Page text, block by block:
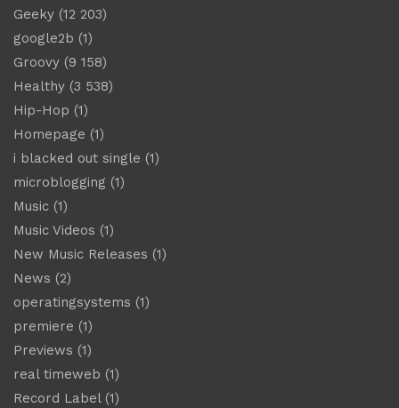
Geeky (12 203)
google2b (1)
Groovy (9 158)
Healthy (3 538)
Hip-Hop (1)
Homepage (1)
i blacked out single (1)
microblogging (1)
Music (1)
Music Videos (1)
New Music Releases (1)
News (2)
operatingsystems (1)
premiere (1)
Previews (1)
real timeweb (1)
Record Label(1)